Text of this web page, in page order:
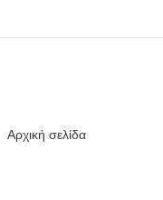
Αρχική σελίδα